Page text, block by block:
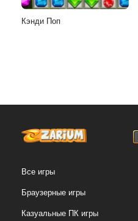
Кэнди Поп
Все игры
Браузерные игры
Казуальные ПК игры